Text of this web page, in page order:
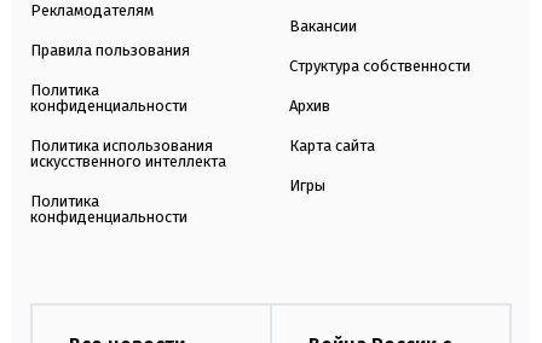
Рекламодателям
Правила пользования
Политика
конфиденциальности
Политика использования
искусственного интеллекта
Политика
конфиденциальности
Вакансии
Структура собственности
Архив
Карта сайта
Игры